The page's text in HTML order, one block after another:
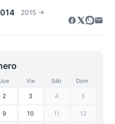
2015 →
Jue Vie Sáb Dom
2 3 4 5
9 10 11 12